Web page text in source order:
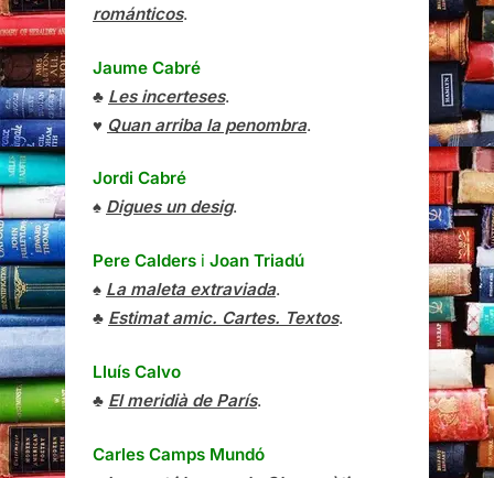
románticos.
Jaume Cabré
♣ Les incerteses.
♥ Quan arriba la penombra.
Jordi Cabré
♠ Digues un desig.
Pere Calders i Joan Triadú
♠ La maleta extraviada.
♣ Estimat amic. Cartes. Textos.
Lluís Calvo
♣ El meridià de París.
Carles Camps Mundó